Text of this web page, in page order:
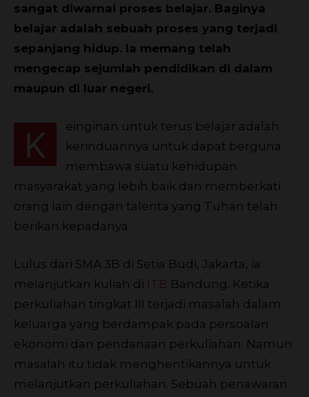
sangat diwarnai proses belajar. Baginya
belajar adalah sebuah proses yang terjadi
sepanjang hidup. Ia memang telah
mengecap sejumlah pendidikan di dalam
maupun di luar negeri.
K
einginan untuk terus belajar adalah
kerinduannya untuk dapat berguna
membawa suatu kehidupan
masyarakat yang lebih baik dan memberkati
orang lain dengan talenta yang Tuhan telah
berikan kepadanya.
Lulus dari SMA 3B di Setia Budi, Jakarta, ia
melanjutkan kuliah di ITB Bandung. Ketika
perkuliahan tingkat III terjadi masalah dalam
keluarga yang berdampak pada persoalan
ekonomi dan pendanaan perkuliahan. Namun
masalah itu tidak menghentikannya untuk
melanjutkan perkuliahan. Sebuah penawaran